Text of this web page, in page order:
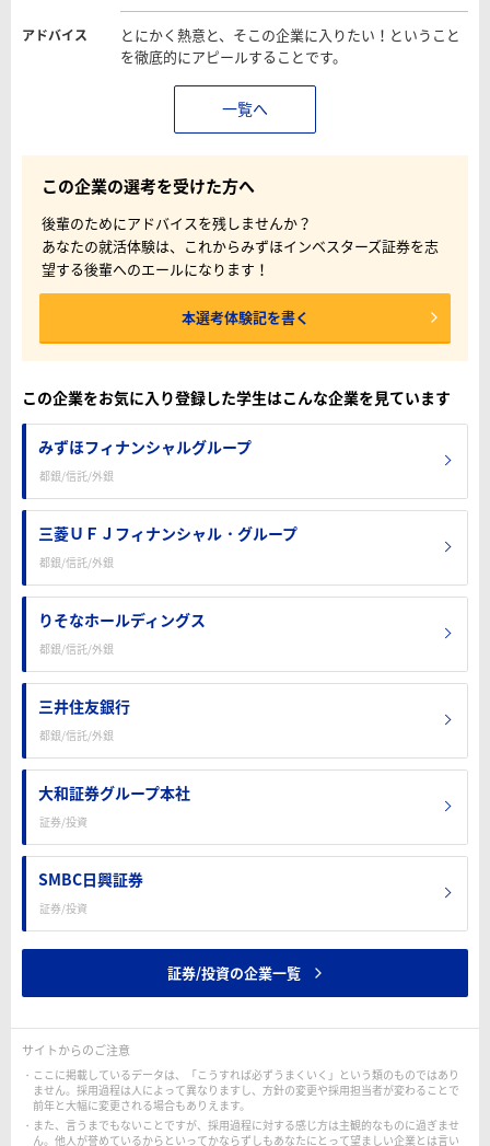
アドバイス
とにかく熱意と、そこの企業に入りたい！ということ
を徹底的にアピールすることです。
一覧へ
この企業の選考を受けた方へ
後輩のためにアドバイスを残しませんか？
あなたの就活体験は、これからみずほインベスターズ証券を志
望する後輩へのエールになります！
本選考体験記を書く
この企業をお気に入り登録した学生はこんな企業を見ています
みずほフィナンシャルグループ
都銀/信託/外銀
三菱ＵＦＪフィナンシャル・グループ
都銀/信託/外銀
りそなホールディングス
都銀/信託/外銀
三井住友銀行
都銀/信託/外銀
大和証券グループ本社
証券/投資
SMBC日興証券
証券/投資
証券/投資の企業一覧
サイトからのご注意
ここに掲載しているデータは、「こうすれば必ずうまくいく」という類のものではあり
ません。採用過程は人によって異なりますし、方針の変更や採用担当者が変わることで
前年と大幅に変更される場合もありえます。
また、言うまでもないことですが、採用過程に対する感じ方は主観的なものに過ぎませ
ん。他人が誉めているからといってかならずしもあなたにとって望ましい企業とは言い